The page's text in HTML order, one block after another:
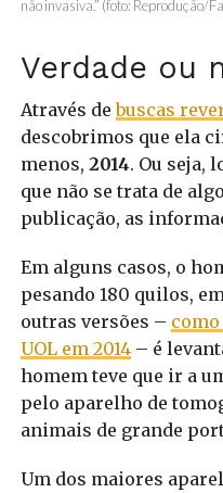
não invasiva.” (foto: Reprodução/
Verdade ou
Através debuscas
descobrimos que ela
menos, 2014. Ou seja,
que não se trata de
publicação, as
Em alguns casos, o
pesando 180 quilos,
outras versões –
UOL em 2014– é
homem teve que ir a
pelo aparelho de
animais de grande
Um dos maiores